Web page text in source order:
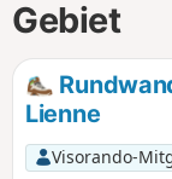
Gebiet
Lienne
Visorando-